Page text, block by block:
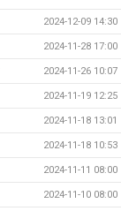
2024-12-09 14:30
2024-11-28 17:00
2024-11-26 10:07
2024-11-19 12:25
2024-11-18 13:01
2024-11-18 10:53
2024-11-11 08:00
2024-11-10 08:00